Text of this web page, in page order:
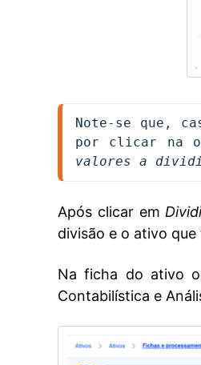
Note-se que,
por clicar na
valores a
Após clicar em
divisão e o ativo
Na ficha do ativo
Contabilística e